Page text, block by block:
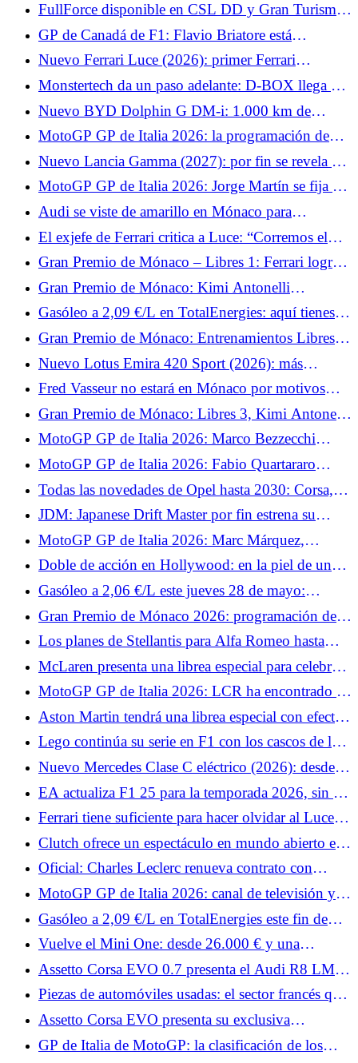
Colapinto
FullForce disponible en CSL DD y Gran Turismo
DD Pro de Fanatec.
GP de Canadá de F1: Flavio Briatore está
encantado, quiere que Alpine lo haga aún mejor
Nuevo Ferrari Luce (2026): primer Ferrari
eléctrico, 5 plazas y un diseño divisivo
Monstertech da un paso adelante: D-BOX llega a
las cabinas de mando de MTS.
Nuevo BYD Dolphin G DM-i: 1.000 km de
autonomía acumulada para este exclusivo coche
urbano híbrido enchufable
MotoGP GP de Italia 2026: la programación de
TV y horarios del fin de semana, sin Johann Zarco
pero con Marc Márquez
Nuevo Lancia Gamma (2027): por fin se revela el
crossover con hasta 740 km de autonomía
MotoGP GP de Italia 2026: Jorge Martín se fija un
objetivo sencillo para este fin de semana con
Aprilia
Audi se viste de amarillo en Mónaco para
homenajear a Tazio Nuvolari
El exjefe de Ferrari critica a Luce: “Corremos el
riesgo de destruir un mito”
Gran Premio de Mónaco – Libres 1: Ferrari logra
el doblete y Charles Leclerc marca el ritmo
Gran Premio de Mónaco: Kimi Antonelli
sorprende a todo Mónaco y consigue la pole.
Gasóleo a 2,09 €/L en TotalEnergies: aquí tienes
las fechas en las que bajará el diésel
Gran Premio de Mónaco: Entrenamientos Libres 2
— Lewis Hamilton destaca
Nuevo Lotus Emira 420 Sport (2026): más
potencia, menos peso, un Lotus puro
Fred Vasseur no estará en Mónaco por motivos
médicos
Gran Premio de Mónaco: Libres 3, Kimi Antonelli
recupera el liderazgo tras las clasificaciones
MotoGP GP de Italia 2026: Marco Bezzecchi
quiere hacer brillar a Aprilia en Mugello
MotoGP GP de Italia 2026: Fabio Quartararo
explica por qué su Yamaha estará en desventaja en
Mugello
Todas las novedades de Opel hasta 2030: Corsa,
Astra y coproducción con Leapmotor en el
programa
JDM: Japanese Drift Master por fin estrena su
modo multijugador.
MotoGP GP de Italia 2026: Marc Márquez,
cauteloso antes de volver a subirse a la Ducati
Doble de acción en Hollywood: en la piel de un
stuntman.
Gasóleo a 2,06 €/L este jueves 28 de mayo:
estaciones donde se puede pagar menos de 2,10
€/L en Francia
Gran Premio de Mónaco 2026: programación de
TV
Los planes de Stellantis para Alfa Romeo hasta
2030: un sustituto del Giuletta y un nuevo SUV
McLaren presenta una librea especial para celebrar
su milésimo Gran Premio en la F1.
MotoGP GP de Italia 2026: LCR ha encontrado el
sustituto de Johann Zarco, el equipo recurre a un
veterano
Aston Martin tendrá una librea especial con efecto
irisado para Mónaco
Lego continúa su serie en F1 con los cascos de los
pilotos de McLaren.
Nuevo Mercedes Clase C eléctrico (2026): desde
66.399 € en Francia, ¿precios elevados?
EA actualiza F1 25 para la temporada 2026, sin F1
26
Ferrari tiene suficiente para hacer olvidar al Luce:
estos nombres harán vibrar al F80, 12Cilindri y
296
Clutch ofrece un espectáculo en mundo abierto en
el sur de Francia.
Oficial: Charles Leclerc renueva contrato con
Ferrari más allá de 2030
MotoGP GP de Italia 2026: canal de televisión y
horarios de pruebas, Q2 de difícil acceso para
Quartararo
Gasóleo a 2,09 €/L en TotalEnergies este fin de
semana: arranca el sábado en 3.300 estaciones de
servicio
Vuelve el Mini One: desde 26.000 € y una
potencia de 122 CV
Assetto Corsa EVO 0.7 presenta el Audi R8 LMS,
el Datsun 240Z y dos Porsche.
Piezas de automóviles usadas: el sector francés que
reinventa la reparación de automóviles
Assetto Corsa EVO presenta su exclusiva
clasificación de seguridad.
GP de Italia de MotoGP: la clasificación de los